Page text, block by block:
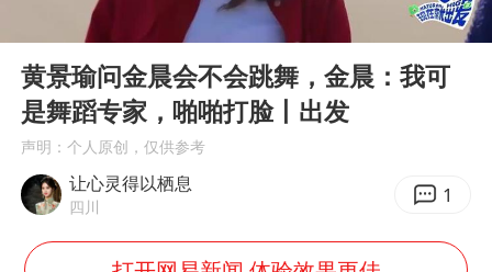
白海豚路径图
武汉3名城管协管员殴打摊主被刑拘
律师谈贾冰私人饭局被偷拍
多地银行上调存款利率
面对面丨蔡磊：与渐冻症抗争 纵使不敌 也不屈服
Play
00:35
黄景瑜问金晨会不会跳舞，金晨：我可
是舞蹈专家，啪啪打脸丨出发
声明：个人原创，仅供参考
让心灵得以栖息
四川 1